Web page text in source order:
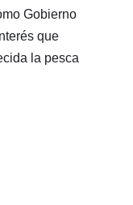
Gobierno
que
la pesca